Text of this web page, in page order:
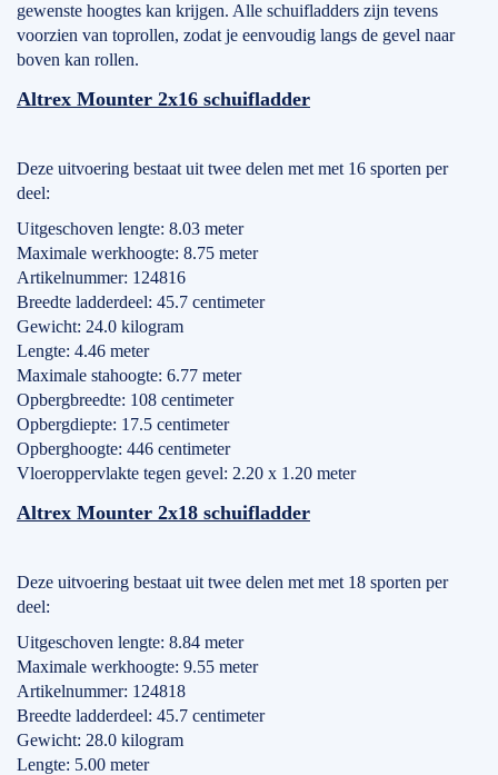
gewenste hoogtes kan krijgen. Alle schuifladders zijn tevens
voorzien van toprollen, zodat je eenvoudig langs de gevel naar
boven kan rollen.
Altrex Mounter 2x16 schuifladder
Deze uitvoering bestaat uit twee delen met met 16 sporten per
deel:
Uitgeschoven lengte: 8.03 meter
Maximale werkhoogte: 8.75 meter
Artikelnummer: 124816
Breedte ladderdeel: 45.7 centimeter
Gewicht: 24.0 kilogram
Lengte: 4.46 meter
Maximale stahoogte: 6.77 meter
Opbergbreedte: 108 centimeter
Opbergdiepte: 17.5 centimeter
Opberghoogte: 446 centimeter
Vloeroppervlakte tegen gevel: 2.20 x 1.20 meter
Altrex Mounter 2x18 schuifladder
Deze uitvoering bestaat uit twee delen met met 18 sporten per
deel:
Uitgeschoven lengte: 8.84 meter
Maximale werkhoogte: 9.55 meter
Artikelnummer: 124818
Breedte ladderdeel: 45.7 centimeter
Gewicht: 28.0 kilogram
Lengte: 5.00 meter